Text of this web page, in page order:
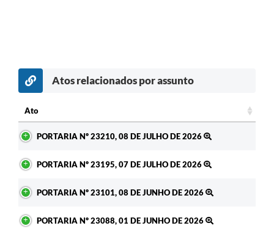
Atos relacionados por assunto
Ato
PORTARIA Nº 23210, 08 DE JULHO DE 2026
PORTARIA Nº 23195, 07 DE JULHO DE 2026
PORTARIA Nº 23101, 08 DE JUNHO DE 2026
PORTARIA Nº 23088, 01 DE JUNHO DE 2026